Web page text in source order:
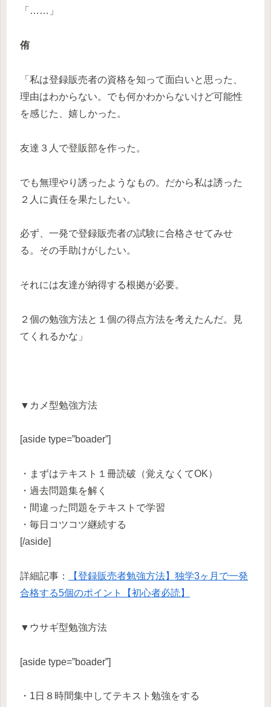
「……」
侑
「私は登録販売者の資格を知って面白いと思った、
理由はわからない。でも何かわからないけど可能性
を感じた、嬉しかった。
友達３人で登販部を作った。
でも無理やり誘ったようなもの。だから私は誘った
２人に責任を果たしたい。
必ず、一発で登録販売者の試験に合格させてみせ
る。その手助けがしたい。
それには友達が納得する根拠が必要。
２個の勉強方法と１個の得点方法を考えたんだ。見
てくれるかな」
▼カメ型勉強方法
[aside type=”boader”]
・まずはテキスト１冊読破（覚えなくてOK）
・過去問題集を解く
・間違った問題をテキストで学習
・毎日コツコツ継続する
[/aside]
詳細記事：
【登録販売者勉強方法】独学3ヶ月で一発
合格する5個のポイント【初心者必読】
▼ウサギ型勉強方法
[aside type=”boader”]
・1日８時間集中してテキスト勉強をする